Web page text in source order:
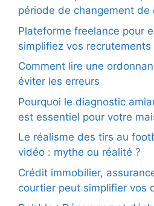
période de changement de
Plateforme freelance pour
simplifiez vos
Comment lire une
éviter les erreurs
Pourquoi le diagnostic
est essentiel pour votre
Le réalisme des tirs au
vidéo : mythe ou réalité ?
Crédit immobilier,
courtier peut simplifier vos